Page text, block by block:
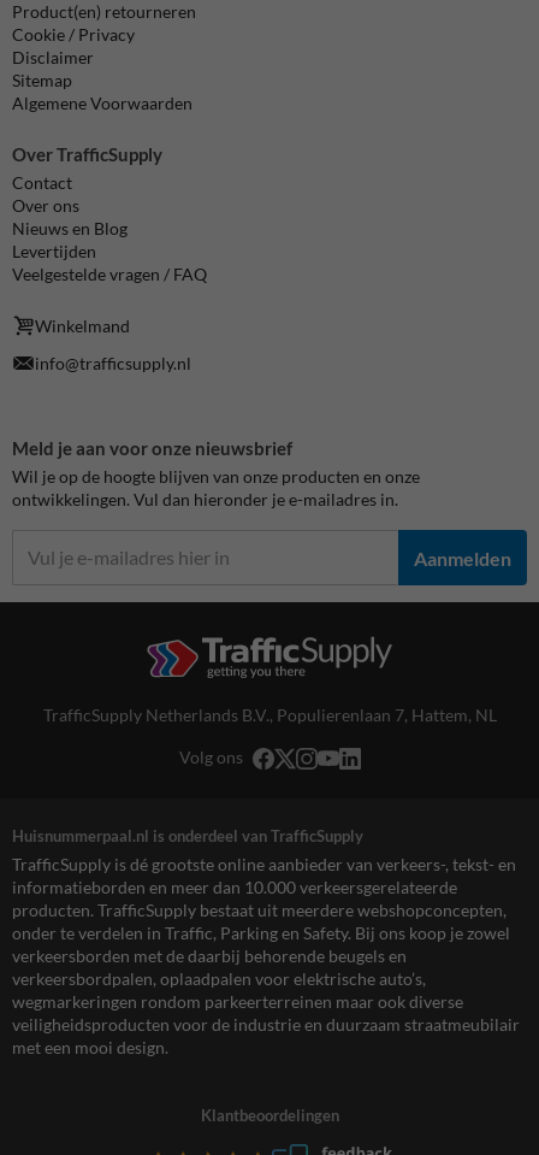
Product(en) retourneren
Cookie / Privacy
Disclaimer
Sitemap
Algemene Voorwaarden
Over TrafficSupply
Contact
Over ons
Nieuws en Blog
Levertijden
Veelgestelde vragen / FAQ
Winkelmand
info@trafficsupply.nl
Meld je aan voor onze nieuwsbrief
Wil je op de hoogte blijven van onze producten en onze
ontwikkelingen. Vul dan hieronder je e-mailadres in.
Aanmelden
TrafficSupply Netherlands B.V., Populierenlaan 7, Hattem, NL
Volg ons
Huisnummerpaal.nl is onderdeel van TrafficSupply
TrafficSupply is dé grootste online aanbieder van verkeers-, tekst- en
informatieborden en meer dan 10.000 verkeersgerelateerde
producten. TrafficSupply bestaat uit meerdere webshopconcepten,
onder te verdelen in Traffic, Parking en Safety. Bij ons koop je zowel
verkeersborden met de daarbij behorende beugels en
verkeersbordpalen, oplaadpalen voor elektrische auto’s,
wegmarkeringen rondom parkeerterreinen maar ook diverse
veiligheidsproducten voor de industrie en duurzaam straatmeubilair
met een mooi design.
Klantbeoordelingen